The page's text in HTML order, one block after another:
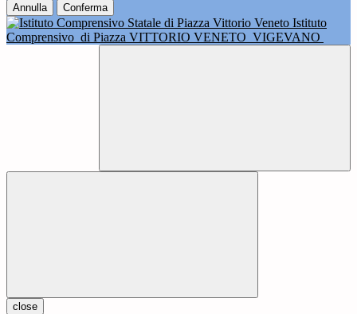
Annulla Conferma
Istituto
Comprensivo di Piazza VITTORIO VENETO VIGEVANO
close